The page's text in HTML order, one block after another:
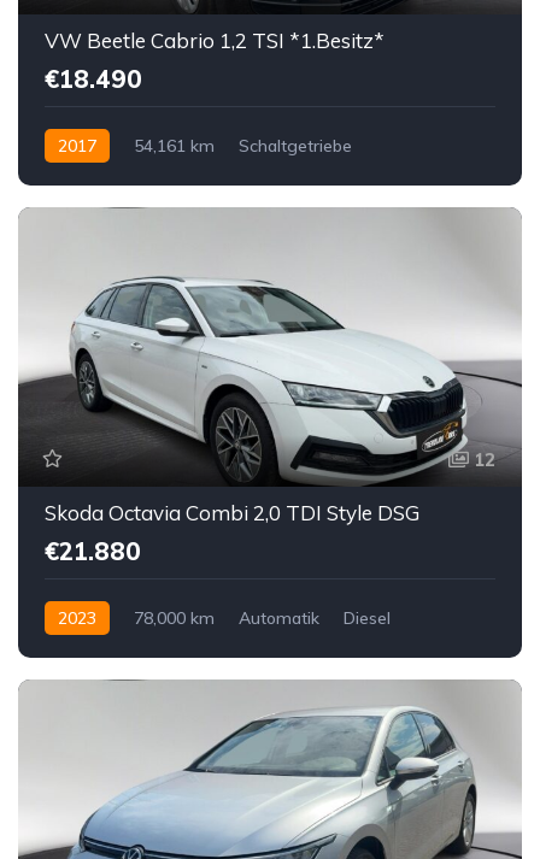
VW Beetle Cabrio 1,2 TSI *1.Besitz*
€18.490
2017 54,161 km
Schaltgetriebe
12
Skoda Octavia Combi 2,0 TDI Style DSG
€21.880
2023 78,000 km Automatik
Diesel